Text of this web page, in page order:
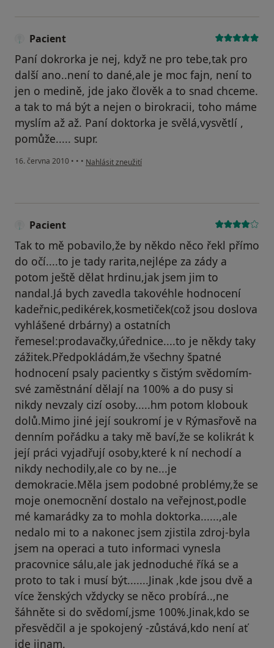
Pacient
Paní dokrorka je nej, když ne pro tebe,tak pro
další ano..není to dané,ale je moc fajn, není to
jen o medině, jde jako člověk a to snad chceme.
a tak to má být a nejen o birokracii, toho máme
myslím až až. Paní doktorka je svělá,vysvětlí ,
pomůže..... supr.
16. června 2010 • • • podle názoru uživatele Pacient
Nahlásit zneužití
Pacient
Tak to mě pobavilo,že by někdo něco řekl přímo
do očí....to je tady rarita,nejlépe za zády a
potom ještě dělat hrdinu,jak jsem jim to
nandal.Já bych zavedla takovéhle hodnocení
kadeřnic,pedikérek,kosmetiček(což jsou doslova
vyhlášené drbárny) a ostatních
řemesel:prodavačky,úřednice....to je někdy taky
zážitek.Předpokládám,že všechny špatné
hodnocení psaly pacientky s čistým svědomím-
své zaměstnání dělají na 100% a do pusy si
nikdy nevzaly cizí osoby.....hm potom klobouk
dolů.Mimo jiné její soukromí je v Rýmasřově na
denním pořádku a taky mě baví,že se kolikrát k
její práci vyjadřují osoby,které k ní nechodí a
nikdy nechodily,ale co by ne...je
demokracie.Měla jsem podobné problémy,že se
moje onemocnění dostalo na veřejnost,podle
mé kamarádky za to mohla doktorka......,ale
nedalo mi to a nakonec jsem zjistila zdroj-byla
jsem na operaci a tuto informaci vynesla
pracovnice sálu,ale jak jednoduché říká se a
proto to tak i musí být.......Jinak ,kde jsou dvě a
více ženských vždycky se něco probírá..,ne
šáhněte si do svědomí,jsme 100%.Jinak,kdo se
přesvědčil a je spokojený -zůstává,kdo není ať
jde jinam.